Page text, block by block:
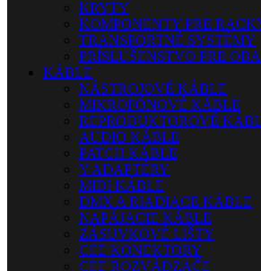
KRYTY
KOMPONENTY PRE
TRANSPORTNÉ SYSTÉMY
PRÍSLUŠENSTVO PRE
KÁBLE
NÁSTROJOVÉ KÁBLE
MIKROFÓNOVÉ KÁBLE
REPRODUKTOROVÉ
AUDIO KÁBLE
PATCH KÁBLE
Y ADAPTÉRY
MIDI KÁBLE
DMX A RIADIACE KÁBLE
NAPÁJACIE KÁBLE
ZÁSUVKOVÉ LIŠTY
CEE KONEKTORY
CEE ROZVÁDZAČE